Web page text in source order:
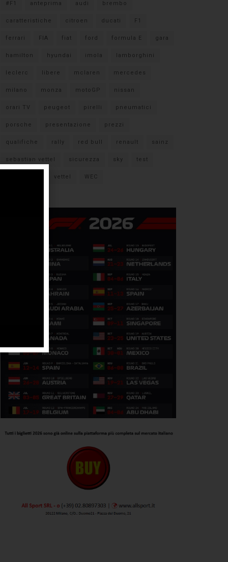
#F1 anteprima audi brembo
caratteristiche citroen ducati F1
ferrari FIA fiat ford formula E gara
hamilton hyundai imola lamborghini
leclerc libere mclaren mercedes
milano monza motoGP nissan
orari TV peugeot pirelli pneumatici
porsche presentazione prezzi
qualifiche rally red bull renault sainz
sebastian vettel sicurezza sky test
vettel WEC